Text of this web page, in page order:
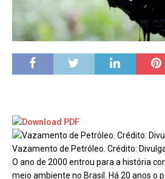
Vazamento de Petróleo. Crédito:
O ano de 2000 entrou para a história
meio ambiente no Brasil. Há 20 anos o